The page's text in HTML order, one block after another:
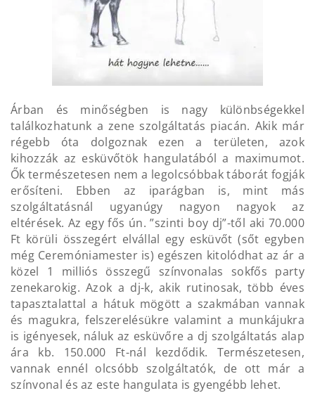
Árban és minőségben is nagy különbségekkel
találkozhatunk a zene szolgáltatás piacán. Akik már
régebb óta dolgoznak ezen a területen, azok
kihozzák az esküvőtök hangulatából a maximumot.
Ők természetesen nem a legolcsóbbak táborát fogják
erősíteni. Ebben az iparágban is, mint más
szolgáltatásnál ugyanúgy nagyon nagyok az
eltérések. Az egy fős ún. ”szinti boy dj”-től aki 70.000
Ft körüli összegért elvállal egy esküvőt (sőt egyben
még Ceremóniamester is) egészen kitolódhat az ár a
közel 1 milliós összegű színvonalas sokfős party
zenekarokig. Azok a dj-k, akik rutinosak, több éves
tapasztalattal a hátuk mögött a szakmában vannak
és magukra, felszerelésükre valamint a munkájukra
is igényesek, náluk az esküvőre a dj szolgáltatás alap
ára kb. 150.000 Ft-nál kezdődik. Természetesen,
vannak ennél olcsóbb szolgáltatók, de ott már a
színvonal és az este hangulata is gyengébb lehet.